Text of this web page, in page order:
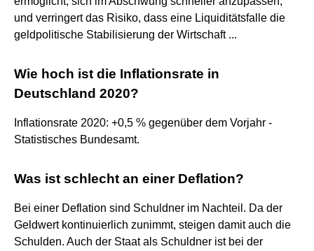
und verringert das Risiko, dass eine Liquiditätsfalle die
geldpolitische Stabilisierung der Wirtschaft ...
Wie hoch ist die Inflationsrate in
Deutschland 2020?
Inflationsrate 2020: +0,5 % gegenüber dem Vorjahr -
Statistisches Bundesamt.
Was ist schlecht an einer Deflation?
Bei einer Deflation sind Schuldner im Nachteil. Da der
Geldwert kontinuierlich zunimmt, steigen damit auch die
Schulden. Auch der Staat als Schuldner ist bei der